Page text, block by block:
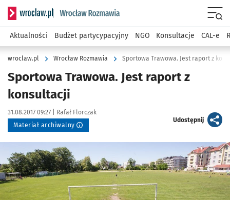
Serwis informacyjny wroclaw.pl podserwis: Rozmawia
Aktualności Budżet partycypacyjny NGO Konsultacje CAL-e
wroclaw.pl Wrocław Rozmawia Sportowa Trawowa. Jest raport z
Sportowa Trawowa. Jest raport z
konsultacji
Data publikacji:
31.08.2017 09:27 | Autor:
Rafał Florczak
Materiał archiwalny
Udostępnijartykuł
Kliknij, aby powiększyć